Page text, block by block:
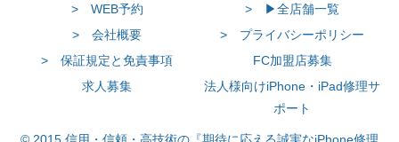
> WEB予約
> ▶全店舗一覧
> 会社概要
> プライバシーポリシー
> 保証規定と免責事項
FC加盟店募集
求人募集
法人様向けiPhone・iPad修理サ
ポート
© 2015 信用・信頼・高技術の『期待に応える誠実なiPhone修理